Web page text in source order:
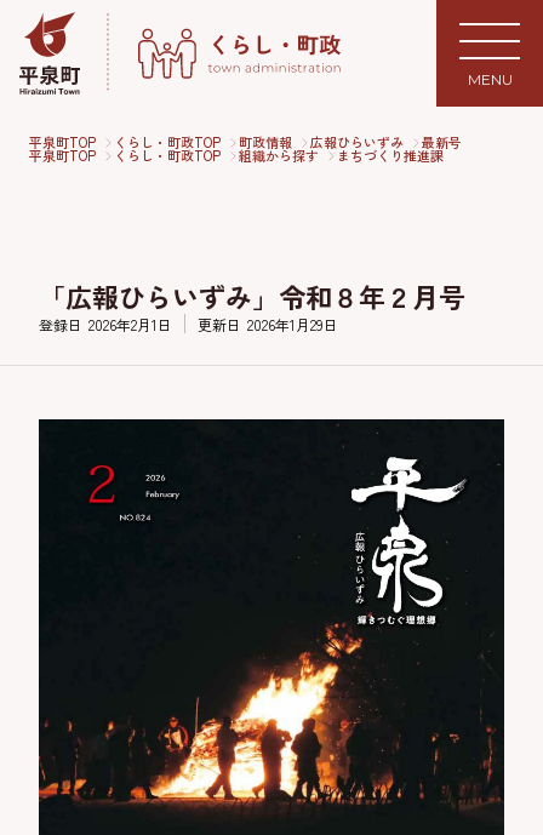
MENU
平泉町TOP くらし・町政TOP 町政情報 広報ひらいずみ 最新号
平泉町TOP くらし・町政TOP 組織から探す まちづくり推進課
「広報ひらいずみ」令和８年２月号
登録日 2026年2月1日 更新日 2026年1月29日